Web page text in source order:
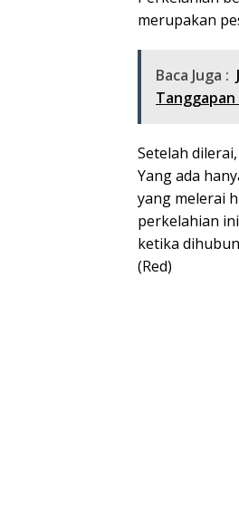
merupakan
Baca Juga :
Tanggapan
Setelah
Yang ada
yang melerai
perkelahian
ketika
(Red)